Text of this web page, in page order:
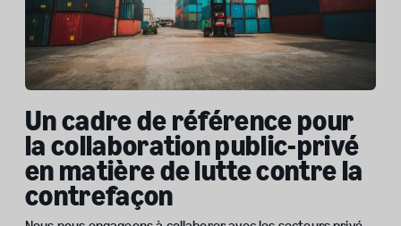
Un cadre de référence pour
la collaboration public-privé
en matière de lutte contre la
contrefaçon